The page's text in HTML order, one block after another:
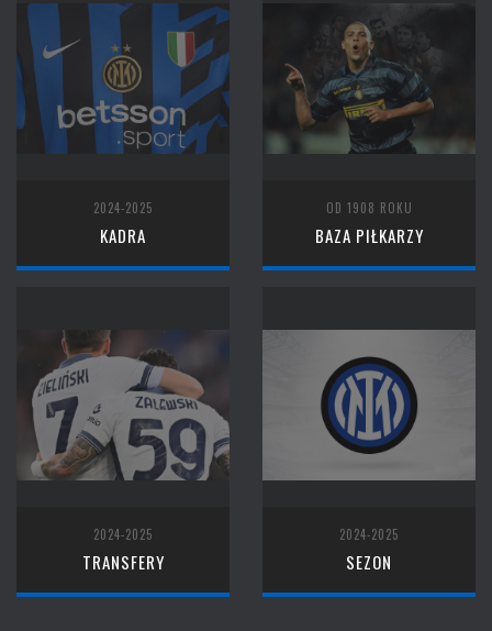
2024-2025
KADRA
OD 1908 ROKU
BAZA PIŁKARZY
2024-2025
TRANSFERY
2024-2025
SEZON